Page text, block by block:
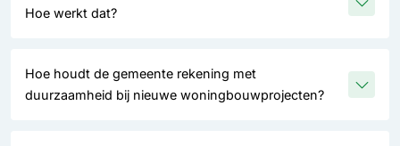
Hoe werkt dat?
Hoe houdt de gemeente rekening met
duurzaamheid bij nieuwe woningbouwprojecten?